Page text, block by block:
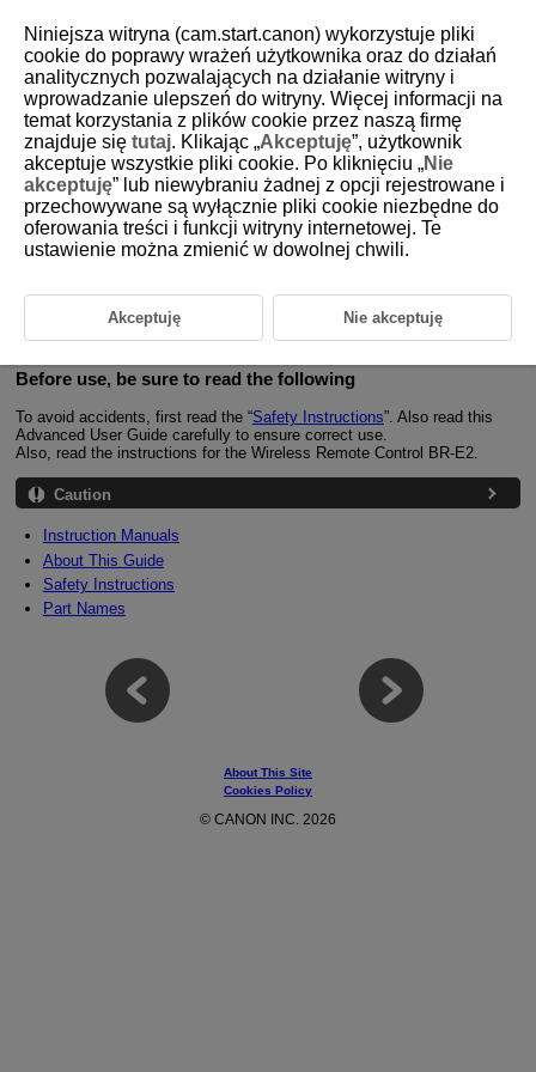
D412-002
Introduction
The Tripod GripHG-200TBRis a handgrip that allows you to shoot while
operating the camera with the attached Wireless Remote Control
Legs can also be extended from the grip portion for use as a tripod. The
included microphone brackets allow you to attach an external
without a hot shoe.
The microphone brackets can also be used with cameras capable of
vertical movie shooting.
Before use, be sure to read the following
To avoid accidents, first read the “Safety Instructions”. Also read this
Advanced User Guide carefully to ensure correct use.
Also, read the instructions for the Wireless Remote Control BR-E2.
Caution
Instruction Manuals
About This Guide
Safety Instructions
Part Names
About This Site
Cookies Policy
© CANON INC. 2026
Niniejsza witryna (cam.start.canon) wykorzystuje pliki
cookie do poprawy wrażeń użytkownika oraz do działań
analitycznych pozwalających na działanie witryny i
wprowadzanie ulepszeń do witryny. Więcej informacji na
temat korzystania z plików cookie przez naszą firmę
znajduje się tutaj. Klikając „Akceptuję”, użytkownik
akceptuje wszystkie pliki cookie. Po kliknięciu „Nie
akceptuję” lub niewybraniu żadnej z opcji rejestrowane i
przechowywane są wyłącznie pliki cookie niezbędne do
oferowania treści i funkcji witryny internetowej. Te
ustawienie można zmienić w dowolnej chwili.
Akceptuję Nie akceptuję